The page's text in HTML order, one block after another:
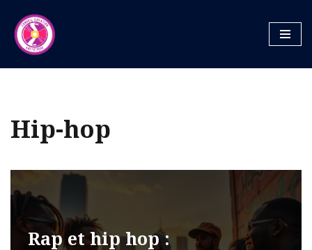
Aller
au
contenu
Hip-hop
Rap et hip hop :